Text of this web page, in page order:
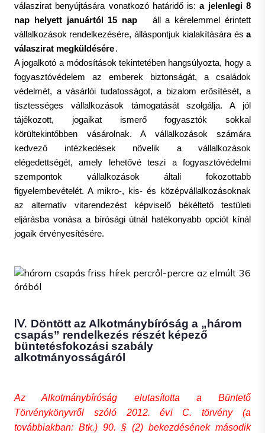
válaszirat benyújtására vonatkozó határidő is:a jelenlegi 8
nap helyett januártól 15 nap
áll a kérelemmel érintett
vállalkozások rendelkezésére, álláspontjuk kialakítására és a
válaszirat megküldésére.
A jogalkotó a módosítások tekintetében hangsúlyozta, hogy a
fogyasztóvédelem az emberek biztonságát, a családok
védelmét, a vásárlói tudatosságot, a bizalom erősítését, a
tisztességes vállalkozások támogatását szolgálja. A jól
tájékozott, jogaikat ismerő fogyasztók sokkal
körültekintőbben vásárolnak. A vállalkozások számára
kedvező intézkedések növelik a vállalkozások
elégedettségét, amely lehetővé teszi a fogyasztóvédelmi
szempontok vállalkozások általi fokozottabb
figyelembevételét. A mikro-, kis- és középvállalkozásoknak
az alternatív vitarendezést képviselő békéltető testületi
eljárásba vonása a bírósági útnál hatékonyabb opciót kínál
jogaik érvényesítésére.
IV. Döntött az Alkotmánybíróság a „három
csapás” rendelkezés részét képező
büntetésfokozási szabály
alkotmányosságáról
Az Alkotmánybíróság elutasította a Büntető
Törvénykönyvről szóló 2012. évi C. törvény (a
továbbiakban: Btk.) 90. § (2) bekezdésének második